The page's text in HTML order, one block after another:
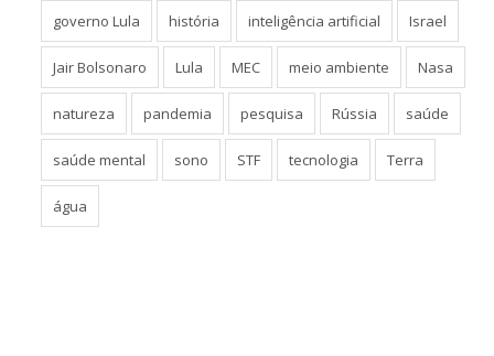
governo Lula história inteligência artificial Israel
Jair Bolsonaro Lula MEC meio ambiente Nasa
natureza pandemia pesquisa Rússia saúde
saúde mental sono STF tecnologia Terra
água